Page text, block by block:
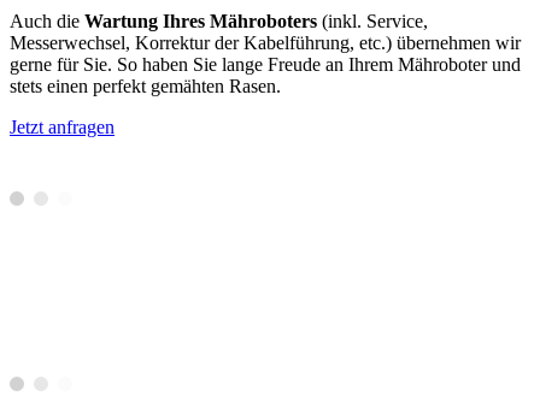
Auch die Wartung Ihres Mähroboters (inkl. Service,
Messerwechsel, Korrektur der Kabelführung, etc.) übernehmen wir
gerne für Sie. So haben Sie lange Freude an Ihrem Mähroboter und
stets einen perfekt gemähten Rasen.
Jetzt anfragen